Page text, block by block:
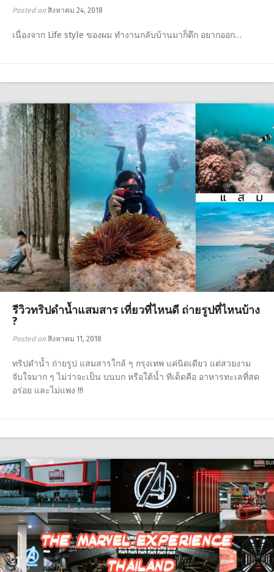
Posted on สิงหาคม 24, 2018
เนื่องจาก Life style ของผม ทำงานกลับบ้านมาก็ดึก อยากออก…
รีวิวทริปดำน้ำแสมสาร เที่ยวที่ไหนดี ถ่ายรูปที่ไหนบ้าง
?
Posted on สิงหาคม 11, 2018
ทริปดำน้ำ ถ่ายรูป แสมสารใกล้ ๆ กรุงเทพ แค่นิดเดียว แต่สวยงาม
จับใจมาก ๆ ไม่ว่าจะเป็น บนบก หรือใต้น้ำ ทีเด็ดคือ อาหารทะเลที่สด
อร่อย และไม่แพง !!!